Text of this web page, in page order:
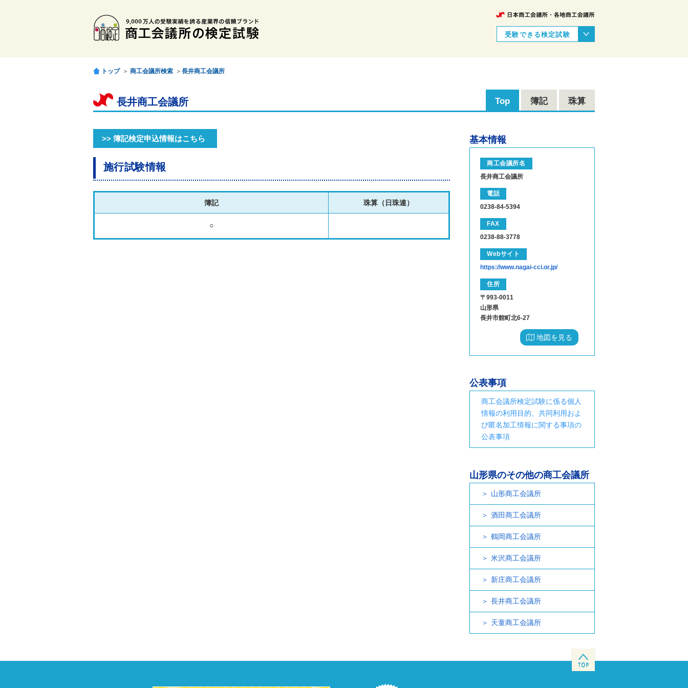
受験できる検定試験
トップ ＞ 商工会議所検索 ＞ 長井商工会議所
長井商工会議所 Top 簿記 珠算
>> 簿記検定申込情報はこちら
施行試験情報
簿記 珠算（日珠連）
○
基本情報
商工会議所名
長井商工会議所
電話
0238-84-5394
FAX
0238-88-3778
Webサイト
https://www.nagai-cci.or.jp/
住所
〒993-0011
山形県
長井市館町北6-27
地図を見る
公表事項
商工会議所検定試験に係る個人
情報の利用目的、共同利用およ
び匿名加工情報に関する事項の
公表事項
山形県のその他の商工会議所
山形商工会議所
酒田商工会議所
鶴岡商工会議所
米沢商工会議所
新庄商工会議所
長井商工会議所
天童商工会議所